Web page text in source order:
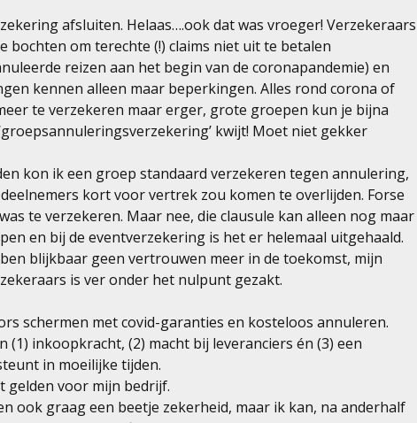
afsluiten. Helaas….ook dat was vroeger! Verzekeraars
bochten om terechte (!) claims niet uit te betalen
reizen aan het begin van de coronapandemie) en
kennen alleen maar beperkingen. Alles rond corona of
te verzekeren maar erger, grote groepen kun je bijna
kwijt! Moet niet gekker
kon ik een groep standaard verzekeren tegen annulering,
kort voor vertrek zou komen te overlijden. Forse
te verzekeren. Maar nee, die clausule kan alleen nog maar
en bij de eventverzekering is het er helemaal uitgehaald.
blijkbaar geen vertrouwen meer in de toekomst, mijn
is ver onder het nulpunt gezakt.
schermen met covid-garanties en kosteloos annuleren.
(1) inkoopkracht, (2) macht bij leveranciers én (3) een
in moeilijke tijden.
gelden voor mijn bedrijf.
ook graag een beetje zekerheid, maar ik kan, na anderhalf